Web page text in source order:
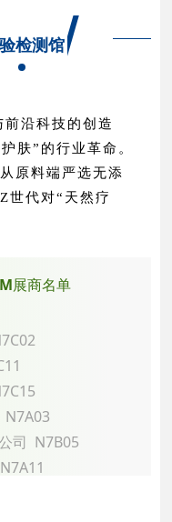
N1W15
司 N2L05
N2F09
N2N09
检测馆
沿科技的创造
肤”的行业革命。
原料端严选无添
世代对“天然疗
展商名单
N7A03
司 N7B05